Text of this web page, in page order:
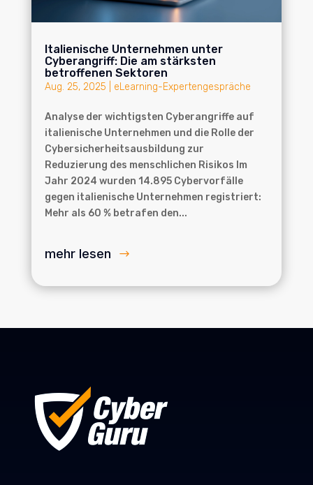
Italienische Unternehmen unter
Cyberangriff: Die am stärksten
betroffenen Sektoren
Aug. 25, 2025 eLearning-Expertengespräche
Analyse der wichtigsten Cyberangriffe auf
italienische Unternehmen und die Rolle der
Cybersicherheitsausbildung zur
Reduzierung des menschlichen Risikos Im
Jahr 2024 wurden 14.895 Cybervorfälle
gegen italienische Unternehmen registriert:
Mehr als 60 % betrafen den...
mehr lesen